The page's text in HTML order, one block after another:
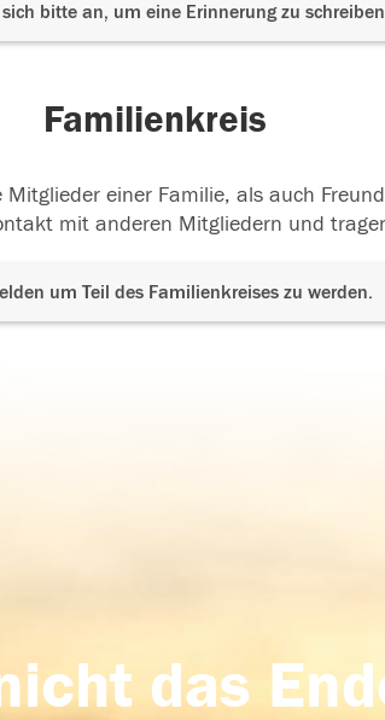
bitte an, um eine Erinnerung zu schreiben
Familienkreis
einer Familie, als auch
mit anderen Mitgliedern und
um Teil des Familienkreises zu werden.
das